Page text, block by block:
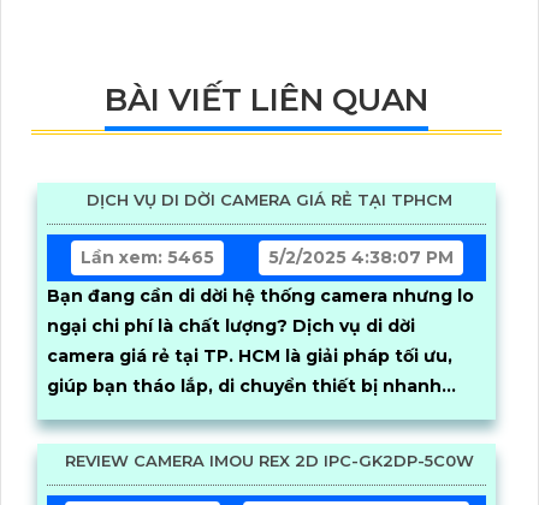
BÀI VIẾT LIÊN QUAN
DỊCH VỤ DI DỜI CAMERA GIÁ RẺ TẠI TPHCM
Lần xem: 5465
5/2/2025 4:38:07 PM
Bạn đang cần di dời hệ thống camera nhưng lo
ngại chi phí là chất lượng? Dịch vụ di dời
camera giá rẻ tại TP. HCM là giải pháp tối ưu,
giúp bạn tháo lắp, di chuyển thiết bị nhanh
chóng, an toàn và tiết kiệm, phù hợp cho cá
nhân và doanh nghiệp
REVIEW CAMERA IMOU REX 2D IPC-GK2DP-5C0W